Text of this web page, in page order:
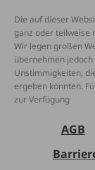
Die auf dieser
ganz oder teilweise
Wir legen großen
übernehmen
Unstimmigkeiten,
ergeben könnten.
zur Verfügung
AGB